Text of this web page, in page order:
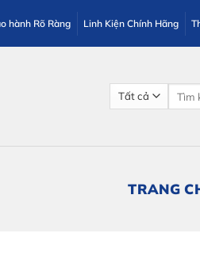
hành Rõ Ràng Linh Kiện Chính Hãng
TRANG